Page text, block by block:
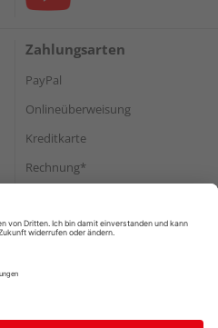
Zahlungsarten
PayPal
Onlineüberweisung
Kreditkarte
Rechnung*
Versand
Widerruf Datenschutz